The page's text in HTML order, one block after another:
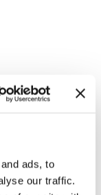
ads, to
our traffic.
iuczciwośćsą